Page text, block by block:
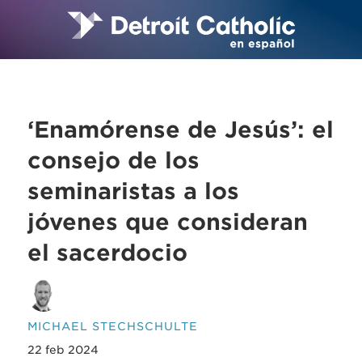
‘Enamórense de Jesús’: el
consejo de los
seminaristas a los
jóvenes que consideran
el sacerdocio
MICHAEL STECHSCHULTE
22 feb 2024